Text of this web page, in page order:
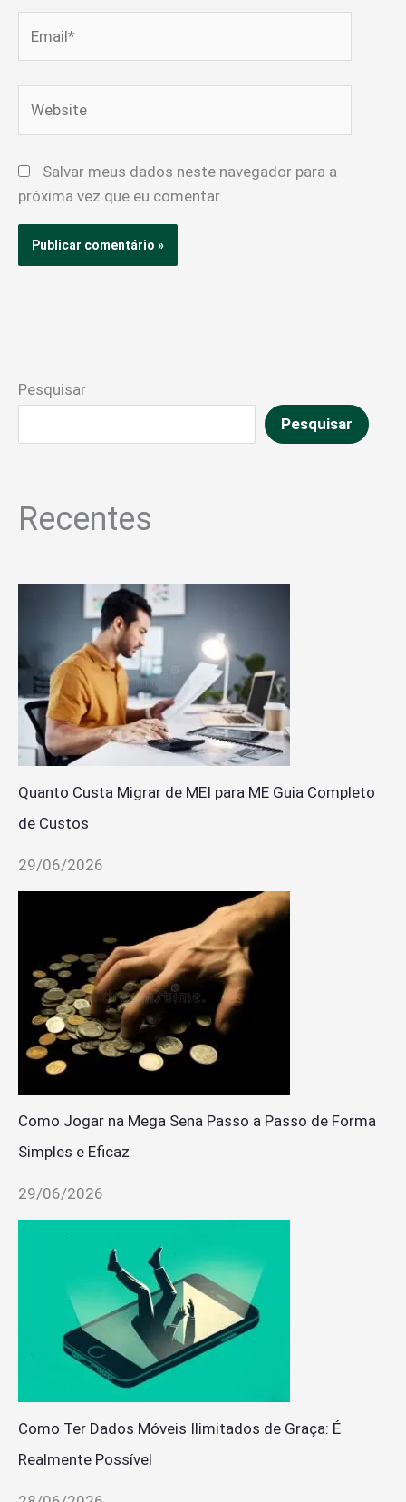
Salvar meus dados neste navegador para a
próxima vez que eu comentar.
Pesquisar
Pesquisar
Recentes
Quanto Custa Migrar de MEI para ME Guia Completo
de Custos
29/06/2026
Como Jogar na Mega Sena Passo a Passo de Forma
Simples e Eficaz
29/06/2026
Como Ter Dados Móveis Ilimitados de Graça: É
Realmente Possível